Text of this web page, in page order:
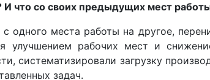
И что со своих предыдущих мест
одного места работы на другое,
рабочих мест и
систематизировали загрузку
задач.